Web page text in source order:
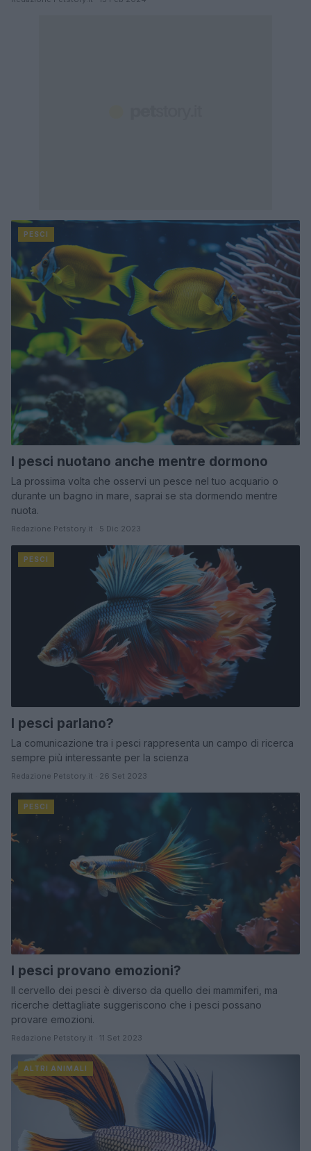
PESCI
I pesci nuotano anche mentre dormono
La prossima volta che osservi un pesce nel tuo acquario o
durante un bagno in mare, saprai se sta dormendo mentre
nuota.
Redazione Petstory.it · 5 Dic 2023
PESCI
I pesci parlano?
La comunicazione tra i pesci rappresenta un campo di ricerca
sempre più interessante per la scienza
Redazione Petstory.it · 26 Set 2023
PESCI
I pesci provano emozioni?
Il cervello dei pesci è diverso da quello dei mammiferi, ma
ricerche dettagliate suggeriscono che i pesci possano
provare emozioni.
Redazione Petstory.it · 11 Set 2023
ALTRI ANIMALI